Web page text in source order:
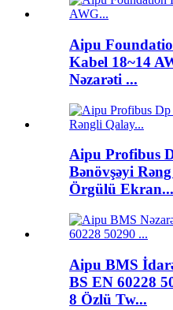
Aipu
Kabel 18~14
Nəzarəti ...
Aipu Profibus
Bənövşəyi
Örgülü Ekran...
Aipu BMS
BS EN 60228
8 Özlü Tw...